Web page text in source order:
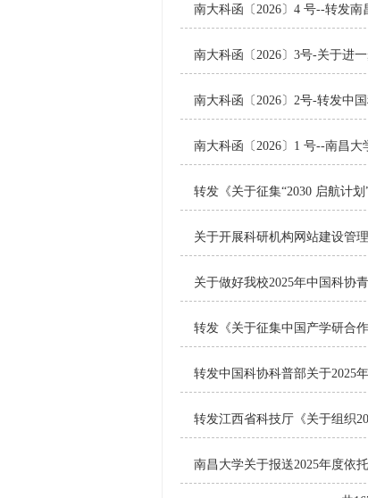
南大科函〔2026〕4 号--转发
南大科函〔2026〕3号-关于进
南大科函〔2026〕2号-转发中
南大科函〔2026〕1 号--南昌
转发《关于征集“2030 启航计
关于开展科研机构网站建设管
关于做好我校2025年中国科协
转发《关于征集中国产学研合
转发中国科协科普部关于2025
转发江西省科技厅《关于组织
南昌大学关于报送2025年度依